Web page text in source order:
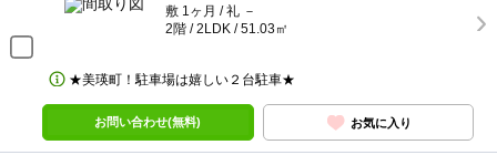
敷 1ヶ月 / 礼 －
2階 / 2LDK / 51.03㎡
★美瑛町！駐車場は嬉しい２台駐車★
お問い合わせ(無料) お気に入り